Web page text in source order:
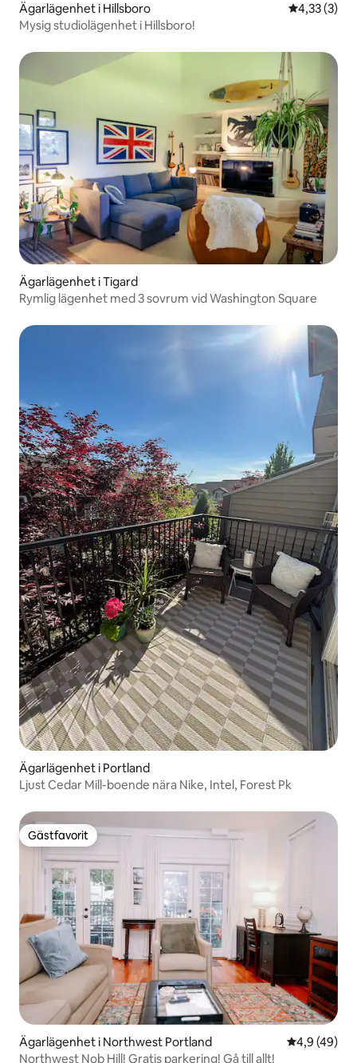
Ägarlägenhet i Hillsboro 4,33 av 5 i
4,33 (3)
Mysig studiolägenhet i Hillsboro!
Ägarlägenhet i Tigard
Rymlig lägenhet med 3 sovrum vid Washington Square
Ägarlägenhet i Portland
Ljust Cedar Mill-boende nära Nike, Intel, Forest Pk
Gästfavorit
Gästfavorit
Ägarlägenhet i Northwest Portland 4,9 av 5 i
4,9 (49)
Northwest Nob Hill! Gratis parkering! Gå till allt!